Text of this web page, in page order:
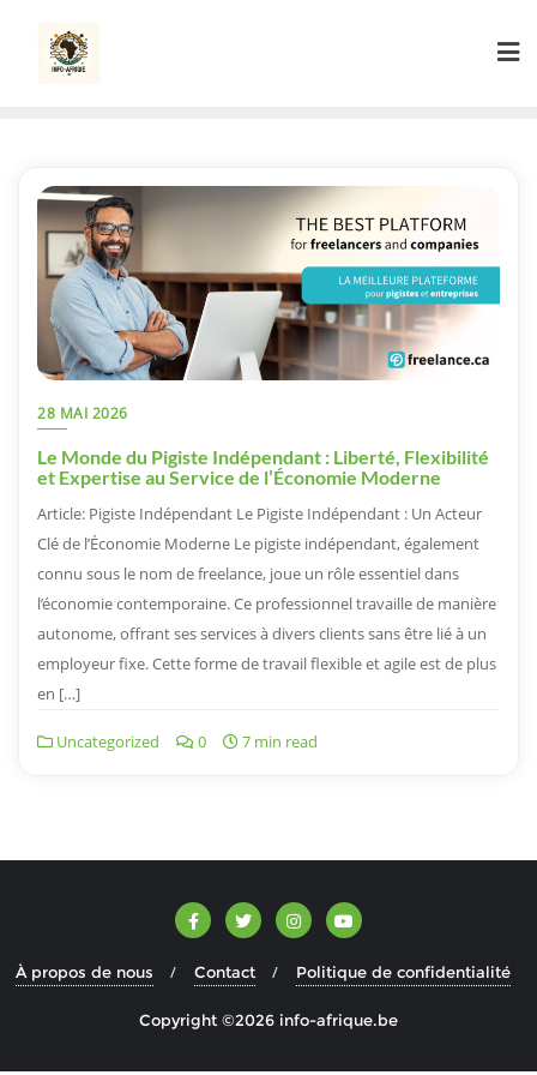
content
28 MAI 2026
Le Monde du Pigiste Indépendant : Liberté, Flexibilité
et Expertise au Service de l’Économie Moderne
Article: Pigiste Indépendant Le Pigiste Indépendant : Un Acteur
Clé de l’Économie Moderne Le pigiste indépendant, également
connu sous le nom de freelance, joue un rôle essentiel dans
l’économie contemporaine. Ce professionnel travaille de manière
autonome, offrant ses services à divers clients sans être lié à un
employeur fixe. Cette forme de travail flexible et agile est de plus
en […]
Uncategorized 0 7 min read
À propos de nous Contact Politique de confidentialité
Copyright ©2026 info-afrique.be